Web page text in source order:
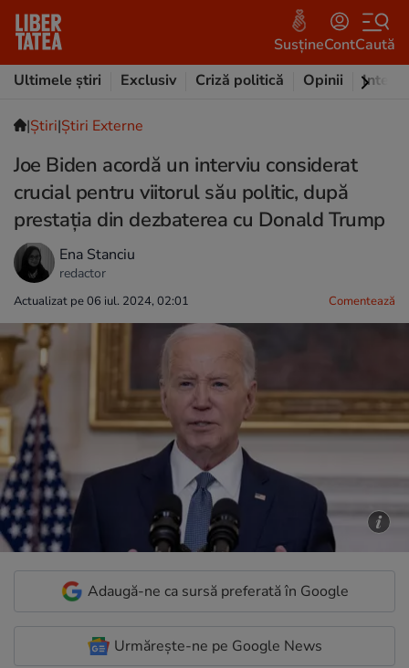
SusțineContCaută
Ultimele știri
Exclusiv Criză politică Opinii
|Ştiri|Știri Externe
Joe Biden acordă un interviu considerat
crucial pentru viitorul său politic, după
prestația din dezbaterea cu Donald Trump
Ena Stanciu
redactor
Actualizat pe 06 iul. 2024, 02:01 Comentează
Adaugă-ne ca sursă preferată în Google
Urmărește-ne pe Google News